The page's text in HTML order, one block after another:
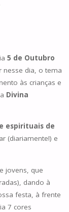
5 de Outubro
nesse dia, o tema
às crianças e
Divina
espirituais de
(diariamente!) e
jovens, que
dando à
festa, à frente
7 cores